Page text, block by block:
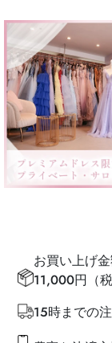
お買い上げ
11,000円（
15時までの